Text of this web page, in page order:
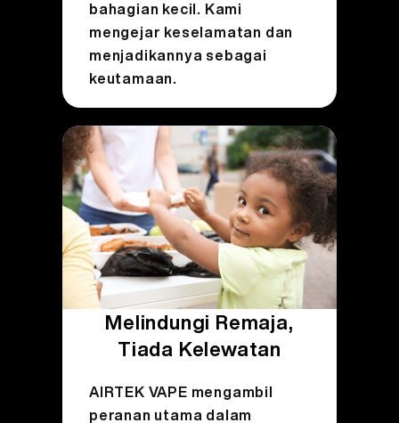
bahagian kecil. Kami
mengejar keselamatan dan
menjadikannya sebagai
keutamaan.
Melindungi Remaja,
Tiada Kelewatan
AIRTEK VAPE mengambil
peranan utama dalam